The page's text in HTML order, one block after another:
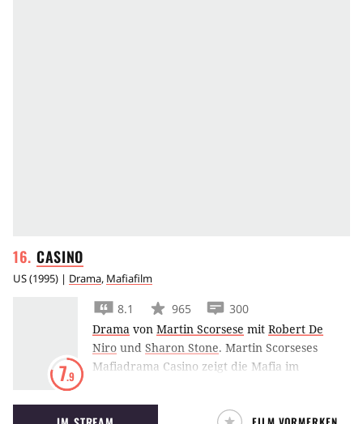
CASINO
US(1995) | Drama, Mafiafilm
7.9
8.1 965
300
Drama von Martin Scorsese mit Robert De
Niro und Sharon Stone. Martin Scorseses
Mafiadrama Casino zeigt die Mafia im
welches hinter dem Vorhang der guten Laune